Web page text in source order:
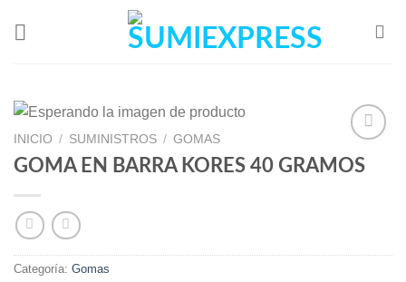
INICIO / SUMINISTROS / GOMAS
GOMA EN BARRA KORES 40 GRAMOS
Categoría: Gomas